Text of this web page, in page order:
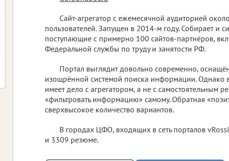
Сайт-агрегатор с ежемесячной аудиторией
пользователей. Запущен в 2014-м году. Собирает и
поступающие с примерно 100 сайтов-партнёров,
Федеральной службы по труду и занятости РФ.
Портал выглядит довольно современно,
изощрённой системой поиска информации. Однако в
имеет дело с агрегатором, а не с самостоятельным
«фильтровать информацию» самому. Обратная
сверхвысокое количество вариантов.
В городах ЦФО, входящих в сеть порталов
и 3309 резюме.